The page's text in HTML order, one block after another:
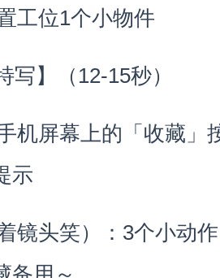
工位1个小物件
写】（12-15秒）
机屏幕上的「收藏」
示
镜头笑）：3个小动